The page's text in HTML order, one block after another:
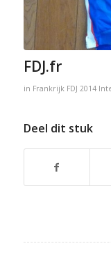
FDJ.fr
in Frankrijk FDJ 2014
Deel dit stuk